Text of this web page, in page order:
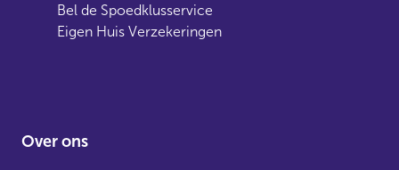
Bel de Spoedklusservice
Eigen Huis Verzekeringen
Over ons